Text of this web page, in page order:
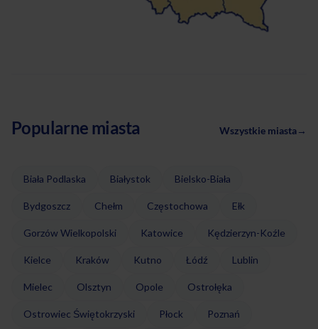
Popularne miasta Wszystkie miasta→
Biała Podlaska Białystok Bielsko-Biała
Bydgoszcz Chełm Częstochowa Ełk
Gorzów Wielkopolski Katowice Kędzierzyn-Koźle
Kielce Kraków Kutno Łódź Lublin
Mielec Olsztyn Opole Ostrołęka
Ostrowiec Świętokrzyski Płock Poznań